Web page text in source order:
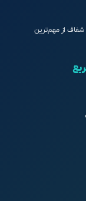
شفاف از مهم‌ترین